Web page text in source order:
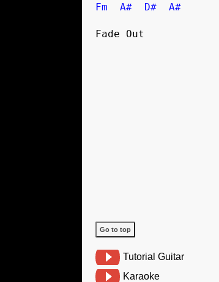
Fm
A# D# A#
Go to top
Tutorial Guitar
Karaoke